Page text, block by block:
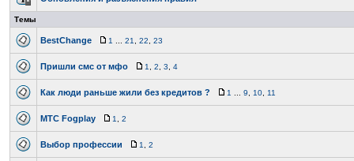
Темы
BestChange 1 21 22 23
Пришли смс от мфо 1 2 3 4
Как люди раньше жили без кредитов ? 1 9 10 11
МТС Fogplay 1 2
Выбор профессии 1 2